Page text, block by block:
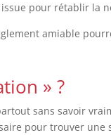
issue pour rétablir la
amiable
» ?
sans savoir
pour trouver